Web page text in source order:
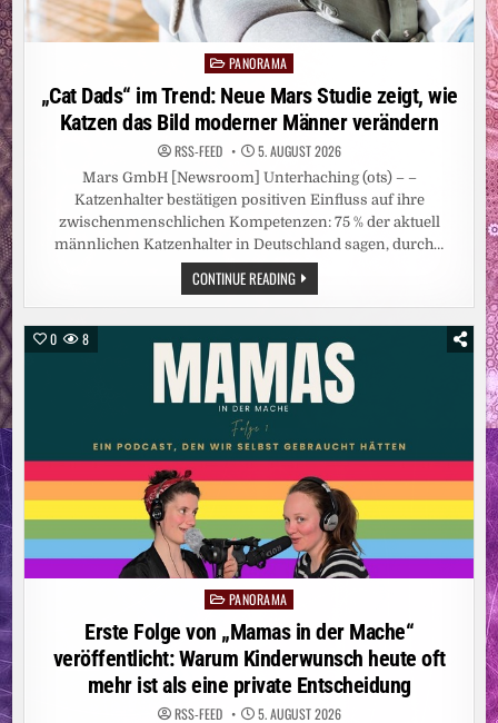
Posted
in
PANORAMA
„Cat Dads“ im Trend: Neue Mars Studie zeigt, wie
Katzen das Bild moderner Männer verändern
RSS-FEED 5. AUGUST 2026
Mars GmbH [Newsroom] Unterhaching (ots) – –
Katzenhalter bestätigen positiven Einfluss auf ihre
zwischenmenschlichen Kompetenzen: 75 % der aktuell
männlichen Katzenhalter in Deutschland sagen, durch…
CONTINUE READING„CAT
DADS“
IM
TREND:
MARS
STUDIE
ZEIGT,
WIE
KATZEN
MODERNER
MÄNNER
VERÄNDERN
0 8
PostedPANORAMA
Erste Folge von „Mamas in der Mache“
veröffentlicht: Warum Kinderwunsch heute oft
mehr ist als eine private Entscheidung
RSS-FEED 5. AUGUST 2026